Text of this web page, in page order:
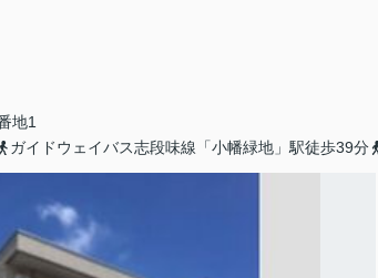
地1
ガイドウェイバス志段味線「小幡緑地」駅徒歩39分